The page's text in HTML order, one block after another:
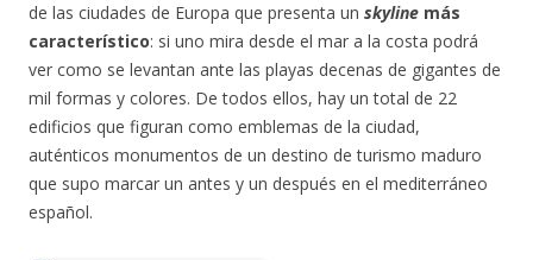
de las ciudades de Europa que presenta un skyline más
característico: si uno mira desde el mar a la costa podrá
ver como se levantan ante las playas decenas de gigantes de
mil formas y colores. De todos ellos, hay un total de 22
edificios que figuran como emblemas de la ciudad,
auténticos monumentos de un destino de turismo maduro
que supo marcar un antes y un después en el mediterráneo
español.